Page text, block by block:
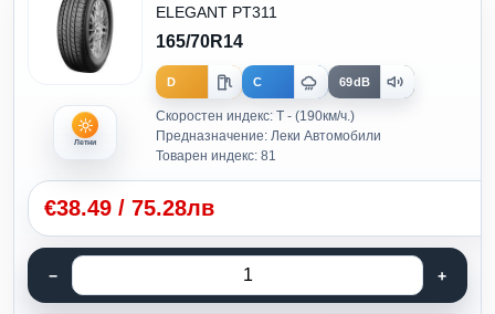
Летни
ELEGANT PT311
165/70R14
D C 69dB
Скоростен индекс: T - (190км/ч.)
Предназначение: Леки Автомобили
Товарен индекс: 81
€38.49 / 75.28лв